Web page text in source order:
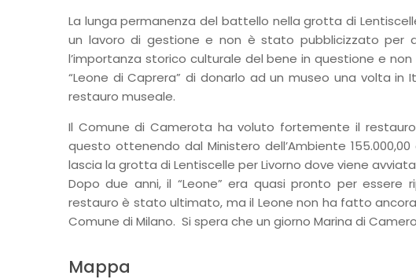
La lunga permanenza del battello nella grotta di
un lavoro di gestione e non è stato pubblicizzato per
l’importanza storico culturale del bene in questione e
“Leone di Caprera” di donarlo ad un museo una volta
restauro museale.
Il Comune di Camerota ha voluto fortemente il
questo ottenendo dal Ministero dell’Ambiente
lascia la grotta di Lentiscelle per Livorno dove viene
Dopo due anni, il “Leone” era quasi pronto per essere
restauro è stato ultimato, ma il Leone non ha fatto
Comune di Milano. Si spera che un giorno Marina di
Mappa